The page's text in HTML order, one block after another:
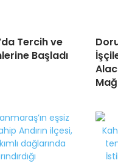
Tercih ve
Başladı